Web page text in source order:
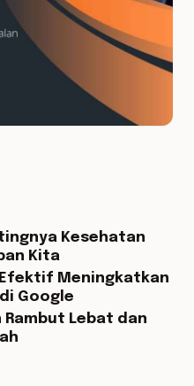
Kesehatan
Kita
Efektif Meningkatkan
Google
Rambut Lebat dan